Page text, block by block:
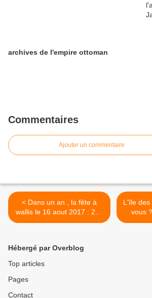
archives de l'empire ottoman
Commentaires
Ajouter un commentaire
< Dans un an , la fête à
wallis le 16 aout 2017 : 250
ans de la découverte de l'île
L'île des
Hébergé par Overblog
Top articles
Pages
Contact